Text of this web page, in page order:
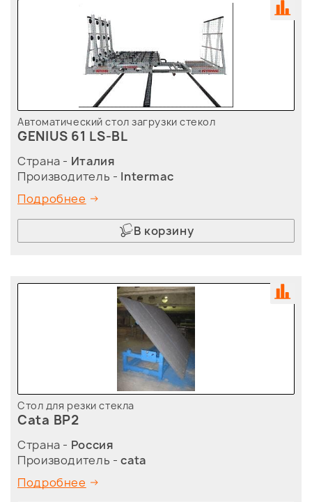
Автоматический стол загрузки стекол
GENIUS 61 LS-BL
Страна - Италия
Производитель - Intermac
Подробнее
В корзину
Стол для резки стекла
Cata BP2
Страна - Россия
Производитель -cata
Подробнее